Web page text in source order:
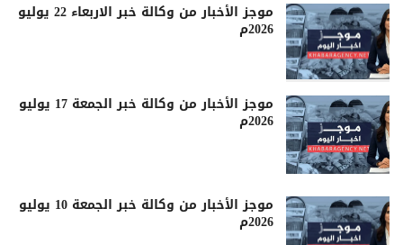
موجز الأخبار من وكالة خبر الاربعاء 22 يوليو
2026م
موجز الأخبار من وكالة خبر الجمعة 17 يوليو
2026م
موجز الأخبار من وكالة خبر الجمعة 10 يوليو
2026م